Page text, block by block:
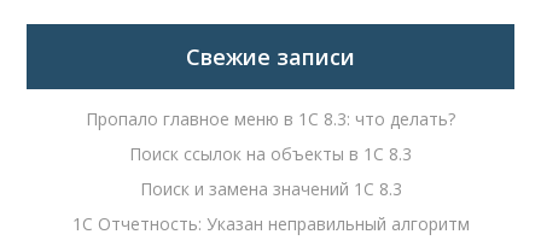
Свежие записи
Пропало главное меню в 1С 8.3: что делать?
Поиск ссылок на объекты в 1С 8.3
Поиск и замена значений 1С 8.3
1С Отчетность: Указан неправильный алгоритм